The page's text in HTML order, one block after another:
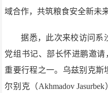
域合作，共筑粮食安全新未来
据悉，此次来校访问系
党组书记、部长怀进鹏邀
重要行程之一。乌兹别克斯
尔别克（Akhmadov